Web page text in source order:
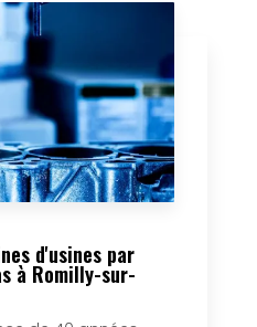
d'usines par
à Romilly-sur-